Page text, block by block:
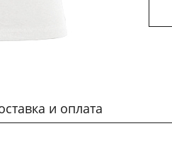
и оплата